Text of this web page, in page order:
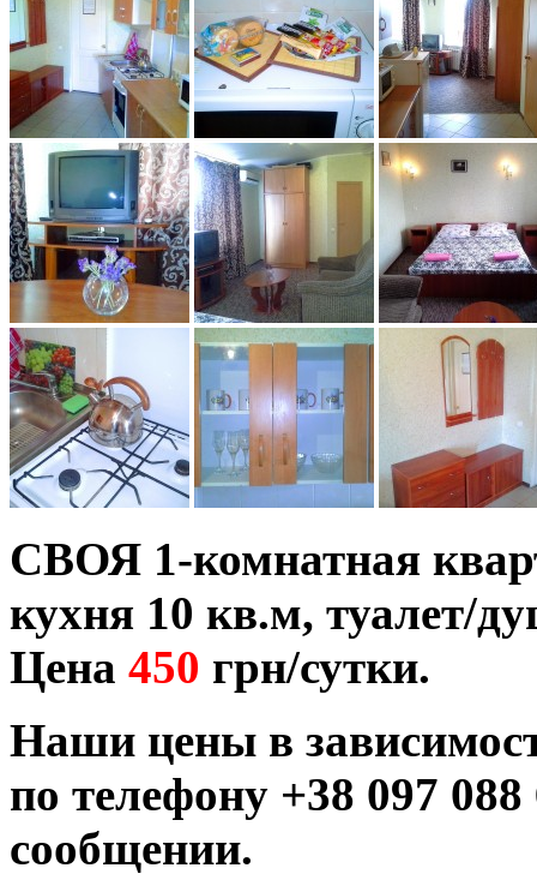
СВОЯ 1-комнатная
кухня 10 кв.м, туалет/
Цена 450 грн/сутки.
Наши цены в
по телефону +38 097
сообщении.